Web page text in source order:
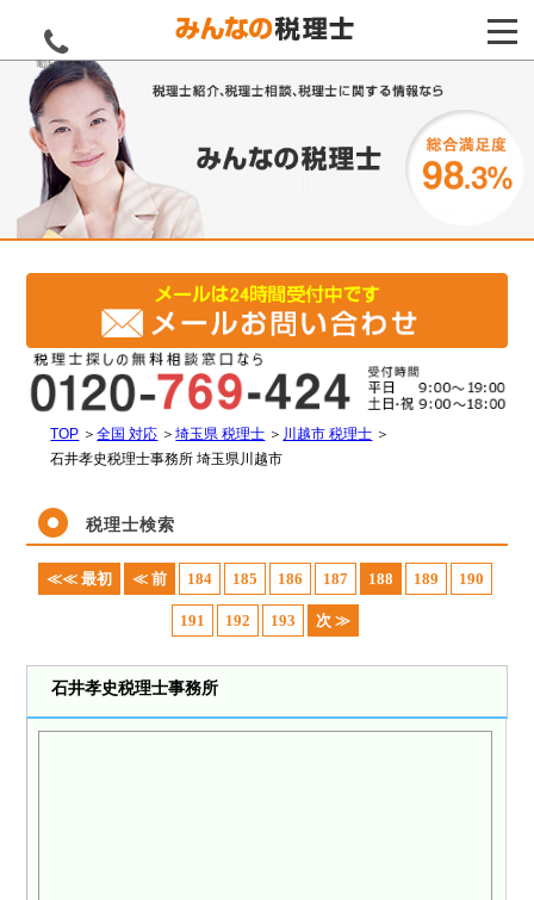
電話をする
TOP ＞全国 対応 ＞埼玉県 税理士 ＞ 川越市 税理士 ＞
石井孝史税理士事務所 埼玉県川越市
税理士検索
≪≪ 最初 ≪ 前 184 185 186 187 188 189 190
191 192 193 次 ≫
石井孝史税理士事務所